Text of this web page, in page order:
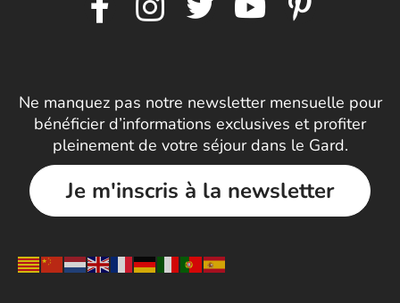
Ne manquez pas notre newsletter mensuelle pour
bénéficier d’informations exclusives et profiter
pleinement de votre séjour dans le Gard.
Je m'inscris à la newsletter